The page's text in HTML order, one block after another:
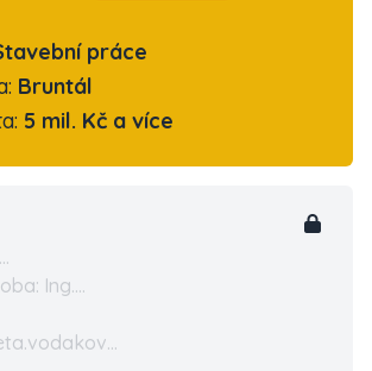
práce
Bruntál
5 mil. Kč a více
Ing....